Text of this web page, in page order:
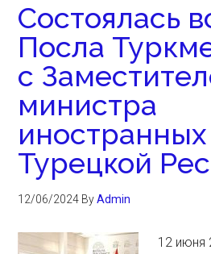
Состоялась
Посла
с
министра
Турецкой
12/06/2024 ByAdmin
12 июня